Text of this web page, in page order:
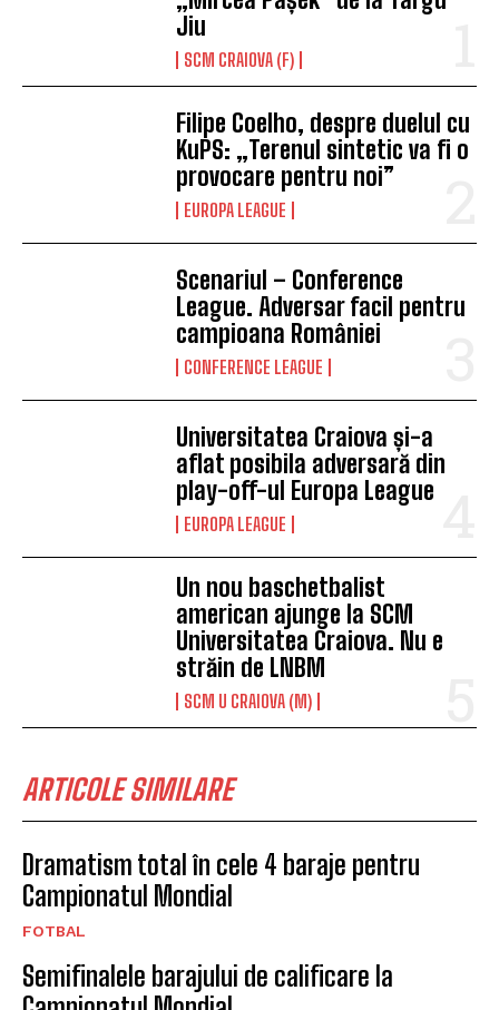
Jiu
SCM CRAIOVA (F)
Filipe Coelho, despre duelul cu
KuPS: „Terenul sintetic va fi o
provocare pentru noi”
EUROPA LEAGUE
Scenariul – Conference
League. Adversar facil pentru
campioana României
CONFERENCE LEAGUE
Universitatea Craiova și-a
aflat posibila adversară din
play-off-ul Europa League
EUROPA LEAGUE
Un nou baschetbalist
american ajunge la SCM
Universitatea Craiova. Nu e
străin de LNBM
SCM U CRAIOVA (M)
ARTICOLE SIMILARE
Dramatism total în cele 4 baraje pentru
Campionatul Mondial
FOTBAL
Semifinalele barajului de calificare la